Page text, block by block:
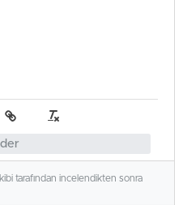
tarafından incelendikten sonra